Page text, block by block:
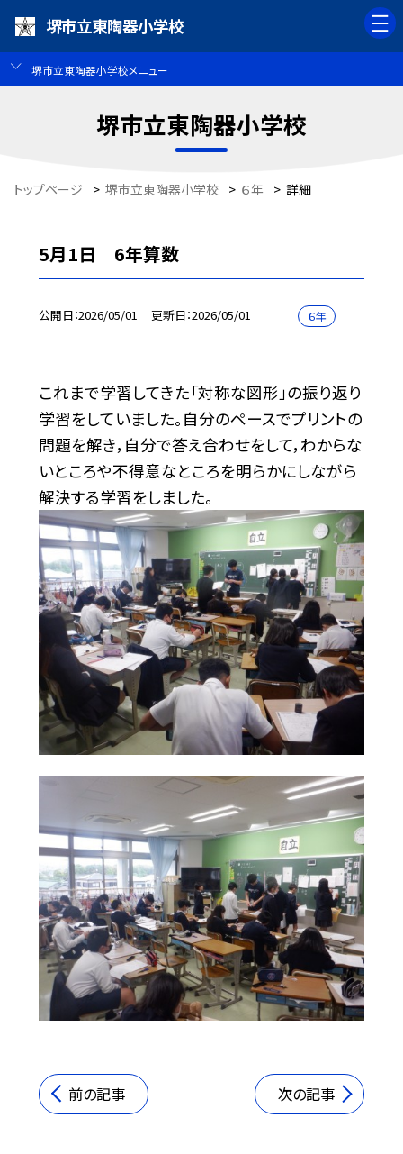
堺市立東陶器小学校
堺市立東陶器小学校メニュー
堺市立東陶器小学校
トップページ > 堺市立東陶器小学校 > ６年 > 詳細
5月1日 6年算数
公開日 2026/05/01 更新日 2026/05/01 ６年
これまで学習してきた「対称な図形」の振り返り
学習をしていました。自分のペースでプリントの
問題を解き，自分で答え合わせをして，わからな
いところや不得意なところを明らかにしながら
解決する学習をしました。
前の記事 次の記事